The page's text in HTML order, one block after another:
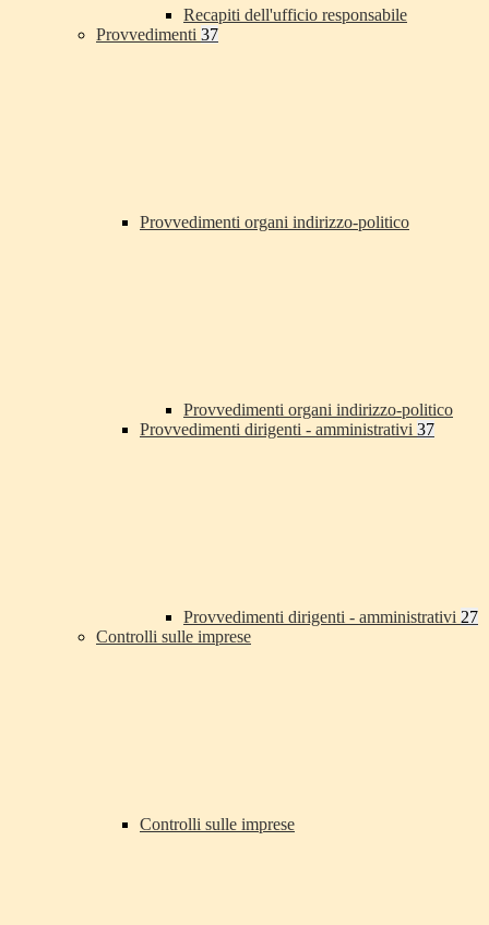
Recapiti dell'ufficio responsabile
Provvedimenti 37
Provvedimenti organi indirizzo-politico
Provvedimenti organi indirizzo-politico
Provvedimenti dirigenti - amministrativi 37
Provvedimenti dirigenti - amministrativi 27
Controlli sulle imprese
Controlli sulle imprese